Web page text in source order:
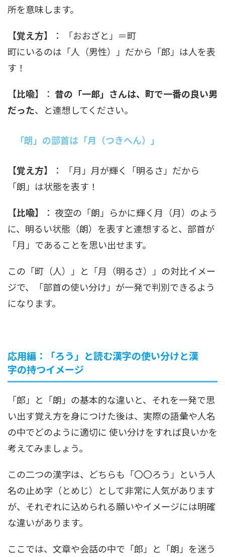
所を意味します。
【覚え方】： 「おおざと」＝町
町にいるのは「人（男性）」だから「郎」は人を表
す！
【比喩】： 昔の「一郎」さんは、町で一番の良い男
だった、と連想してください。
「朗」の部首は「月（つきへん）」
【覚え方】： 「月」月が輝く「明るさ」だから
「朗」は状態を表す！
【比喩】： 夜空の「朗」らかに輝く月（月）のよう
に、明るい状態（朗）を表すと連想すると、部首が
「月」であることを思い出せます。
この「町（人）」と「月（明るさ）」の対比イメー
ジで、「部首の使い分け」が一発で判別できるよう
になります。
応用編：「ろう」と読む漢字の使い分けと漢
字の持つイメージ
「郎」と「朗」の基本的な違いと、それを一発で思
い出す覚え方を身につけた後は、実際の語彙や人名
の中でどのように適切に 使い分けをすれば良いかを
考えてみましょう。
この二つの漢字は、どちらも「〇〇ろう」という人
名の止め字（とめじ）として非常に人気があります
が、それぞれに込められる願いやイメージには明確
な違いがあります。
ここでは、文章や会話の中で「郎」と「朗」を迷う